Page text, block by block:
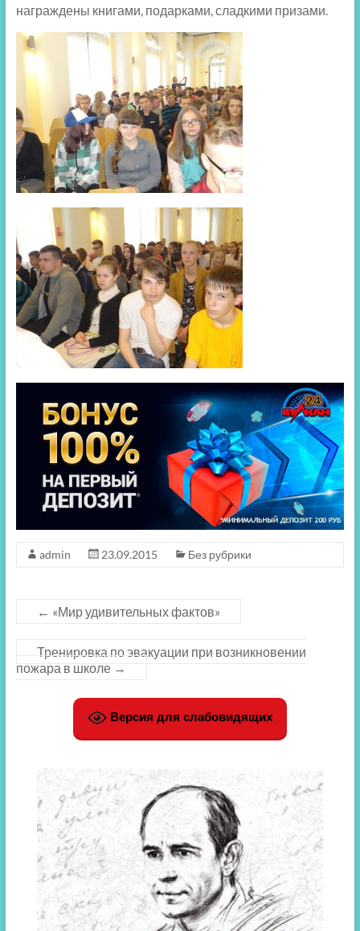
награждены книгами, подарками, сладкими призами.
admin 23.09.2015 Без рубрики
← «Мир удивительных фактов»
Тренировка по эвакуации при возникновении
пожара в школе →
Версия для слабовидящих